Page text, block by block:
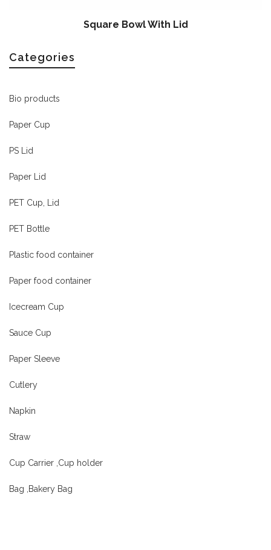
Square Bowl With Lid
Categories
Bio products
Paper Cup
PS Lid
Paper Lid
PET Cup, Lid
PET Bottle
Plastic food container
Paper food container
Icecream Cup
Sauce Cup
Paper Sleeve
Cutlery
Napkin
Straw
Cup Carrier ,Cup holder
Bag ,Bakery Bag